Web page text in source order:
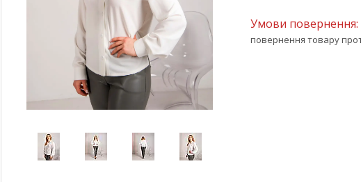
повернення товару